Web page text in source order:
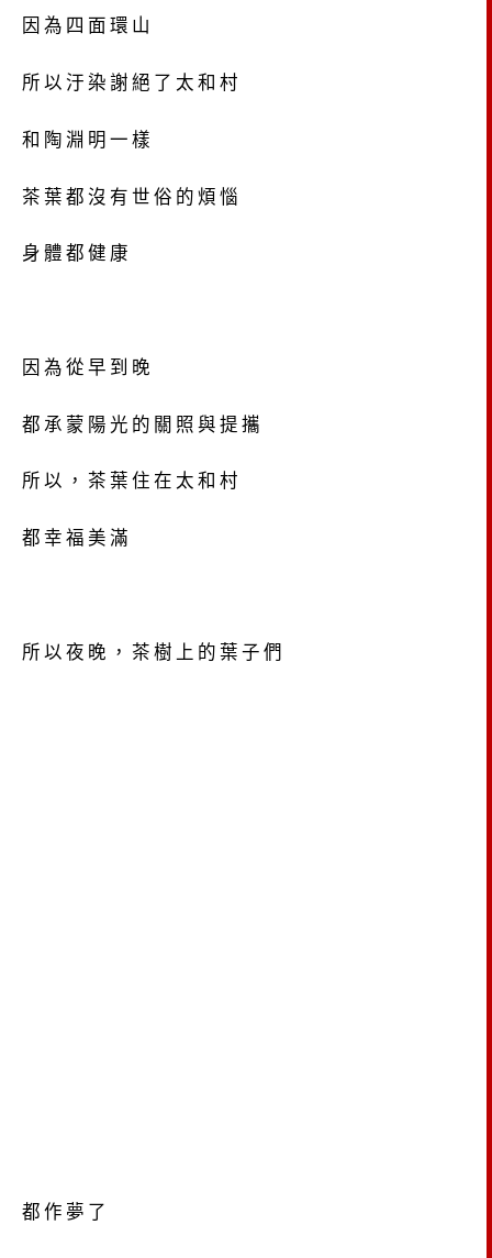
因為四面環山
所以汙染謝絕了太和村
和陶淵明一樣
茶葉都沒有世俗的煩惱
身體都健康
因為從早到晚
都承蒙陽光的關照與提攜
所以，茶葉住在太和村
都幸福美滿
所以夜晚，茶樹上的葉子們
都作夢了